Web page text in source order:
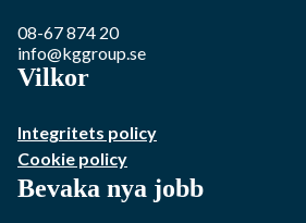
08-67 874 20
info@kggroup.se
Vilkor
Integritets policy
Cookie policy
Bevaka nya jobb